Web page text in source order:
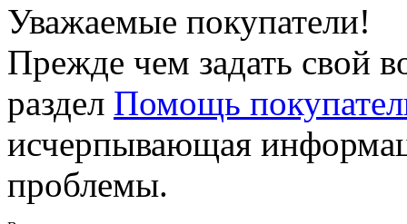
Уважаемые покупатели!
Прежде чем задать свой
раздел Помощь
исчерпывающая
проблемы.